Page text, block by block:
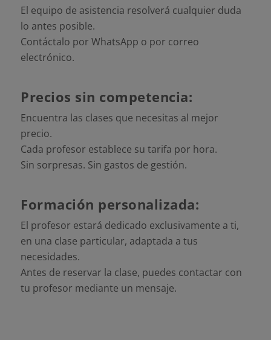
El equipo de asistencia resolverá cualquier duda
lo antes posible.
Contáctalo por WhatsApp o por correo
electrónico.
Precios sin competencia:
Encuentra las clases que necesitas al mejor
precio.
Cada profesor establece su tarifa por hora.
Sin sorpresas. Sin gastos de gestión.
Formación personalizada:
El profesor estará dedicado exclusivamente a ti,
en una clase particular, adaptada a tus
necesidades.
Antes de reservar la clase, puedes contactar con
tu profesor mediante un mensaje.